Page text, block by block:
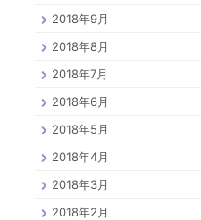
2018年9月
2018年8月
2018年7月
2018年6月
2018年5月
2018年4月
2018年3月
2018年2月